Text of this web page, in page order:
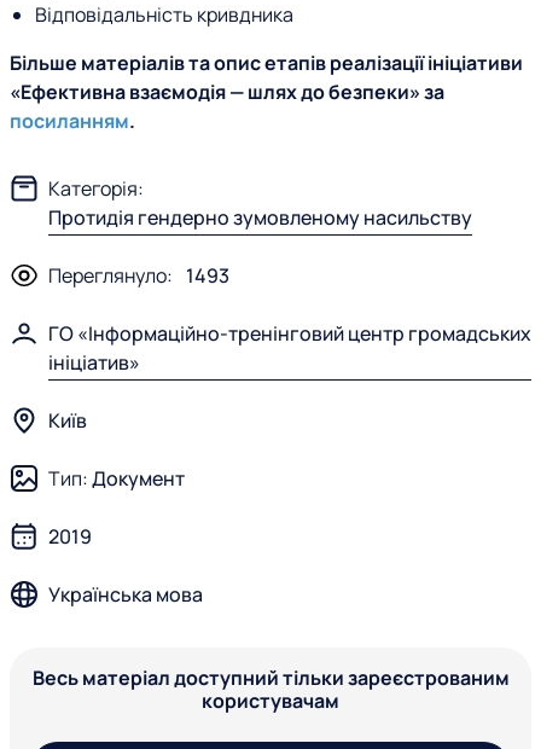
Відповідальність кривдника
Більше матеріалів та опис етапів реалізації ініціативи
«Ефективна взаємодія — шлях до безпеки» за
посиланням.
Категорія:
Протидія гендерно зумовленому насильству
Переглянуло: 1493
ГО «Інформаційно-тренінговий центр громадських
ініціатив»
Київ
Тип:Документ
2019
Українська мова
Весь матеріал доступний тільки зареєстрованим
користувачам